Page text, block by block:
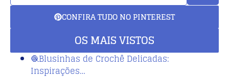
CONFIRA TUDO NO PINTEREST
OS MAIS VISTOS
🧶Blusinhas de Crochê Delicadas:
Inspirações…